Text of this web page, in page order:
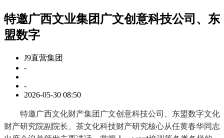
特邀广西文业集团广文创意科技公司、东
盟数字
J9直营集团
-
-
2026-05-30 08:50
特邀广西文化财产集团广文创意科技公司、东盟数字文化
财产研究院副院长、茶文化科技财产研究核心从任黄春华同志